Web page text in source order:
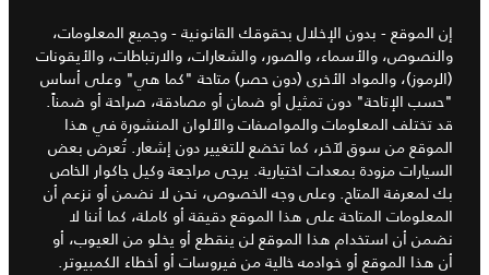
إن الموقع - بدون الإخلال بحقوقك القانونية - وجميع المعلومات،
والنصوص، والأسماء، والصور، والشعارات، والارتباطات، والأيقونات
(الرموز)، والمواد الأخرى (دون حصر) متاحة "كما هي" وعلى أساس
"حسب الإتاحة" دون تمثيل أو ضمان أو مصادقة، صراحة أو ضمناً.
قد تختلف المعلومات والمواصفات والألوان المنشورة في هذا
الموقع من سوق لآخر، كما تخضع للتغيير دون إشعار. تُعرض بعض
السيارات مزودة بمعدات اختيارية. يرجى مراجعة وكيل جاكوار الخاص
بك لمعرفة المتاح. وعلى وجه الخصوص، نحن لا نضمن أو نزعم أن
المعلومات المتاحة على هذا الموقع دقيقة أو كاملة، كما أننا لا
نضمن أن استخدام هذا الموقع لن ينقطع أو يخلو من العيوب، أو
أن هذا الموقع أو خوادمه خالية من فيروسات أو أخطاء الكمبيوتر.